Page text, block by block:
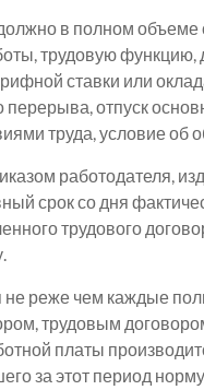
в полном объеме
трудовую функцию,
ставки или
отпуск
труда, условие об
работодателя,
срок со дня
трудового
реже чем каждые
трудовым
платы
за этот период